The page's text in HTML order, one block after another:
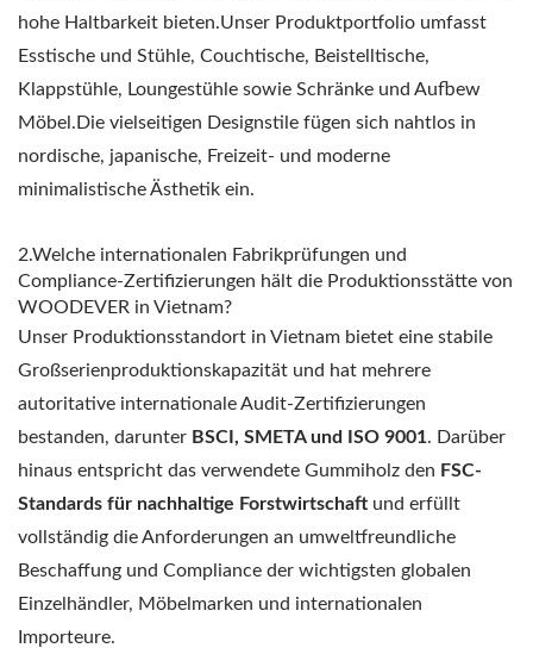
hohe Haltbarkeit bieten.Unser Produktportfolio umfasst
Esstische und Stühle, Couchtische, Beistelltische,
Klappstühle, Loungestühle sowie Schränke und Aufbew
Möbel.Die vielseitigen Designstile fügen sich nahtlos in
nordische, japanische, Freizeit- und moderne
minimalistische Ästhetik ein.
2.Welche internationalen Fabrikprüfungen und
Compliance-Zertifizierungen hält die Produktionsstätte von
WOODEVER in Vietnam?
Unser Produktionsstandort in Vietnam bietet eine stabile
Großserienproduktionskapazität und hat mehrere
autoritative internationale Audit-Zertifizierungen
bestanden, darunter BSCI, SMETA und ISO 9001. Darüber
hinaus entspricht das verwendete Gummiholz den FSC-
Standards für nachhaltige Forstwirtschaft und erfüllt
vollständig die Anforderungen an umweltfreundliche
Beschaffung und Compliance der wichtigsten globalen
Einzelhändler, Möbelmarken und internationalen
Importeure.